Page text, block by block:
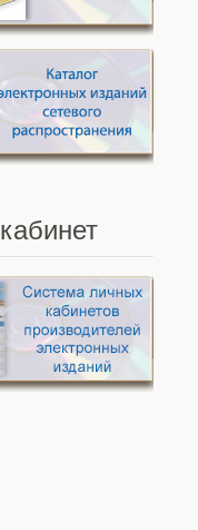
кабинет